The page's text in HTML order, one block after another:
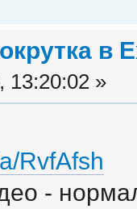
в
13:20:02 »
RvfAfsh
-